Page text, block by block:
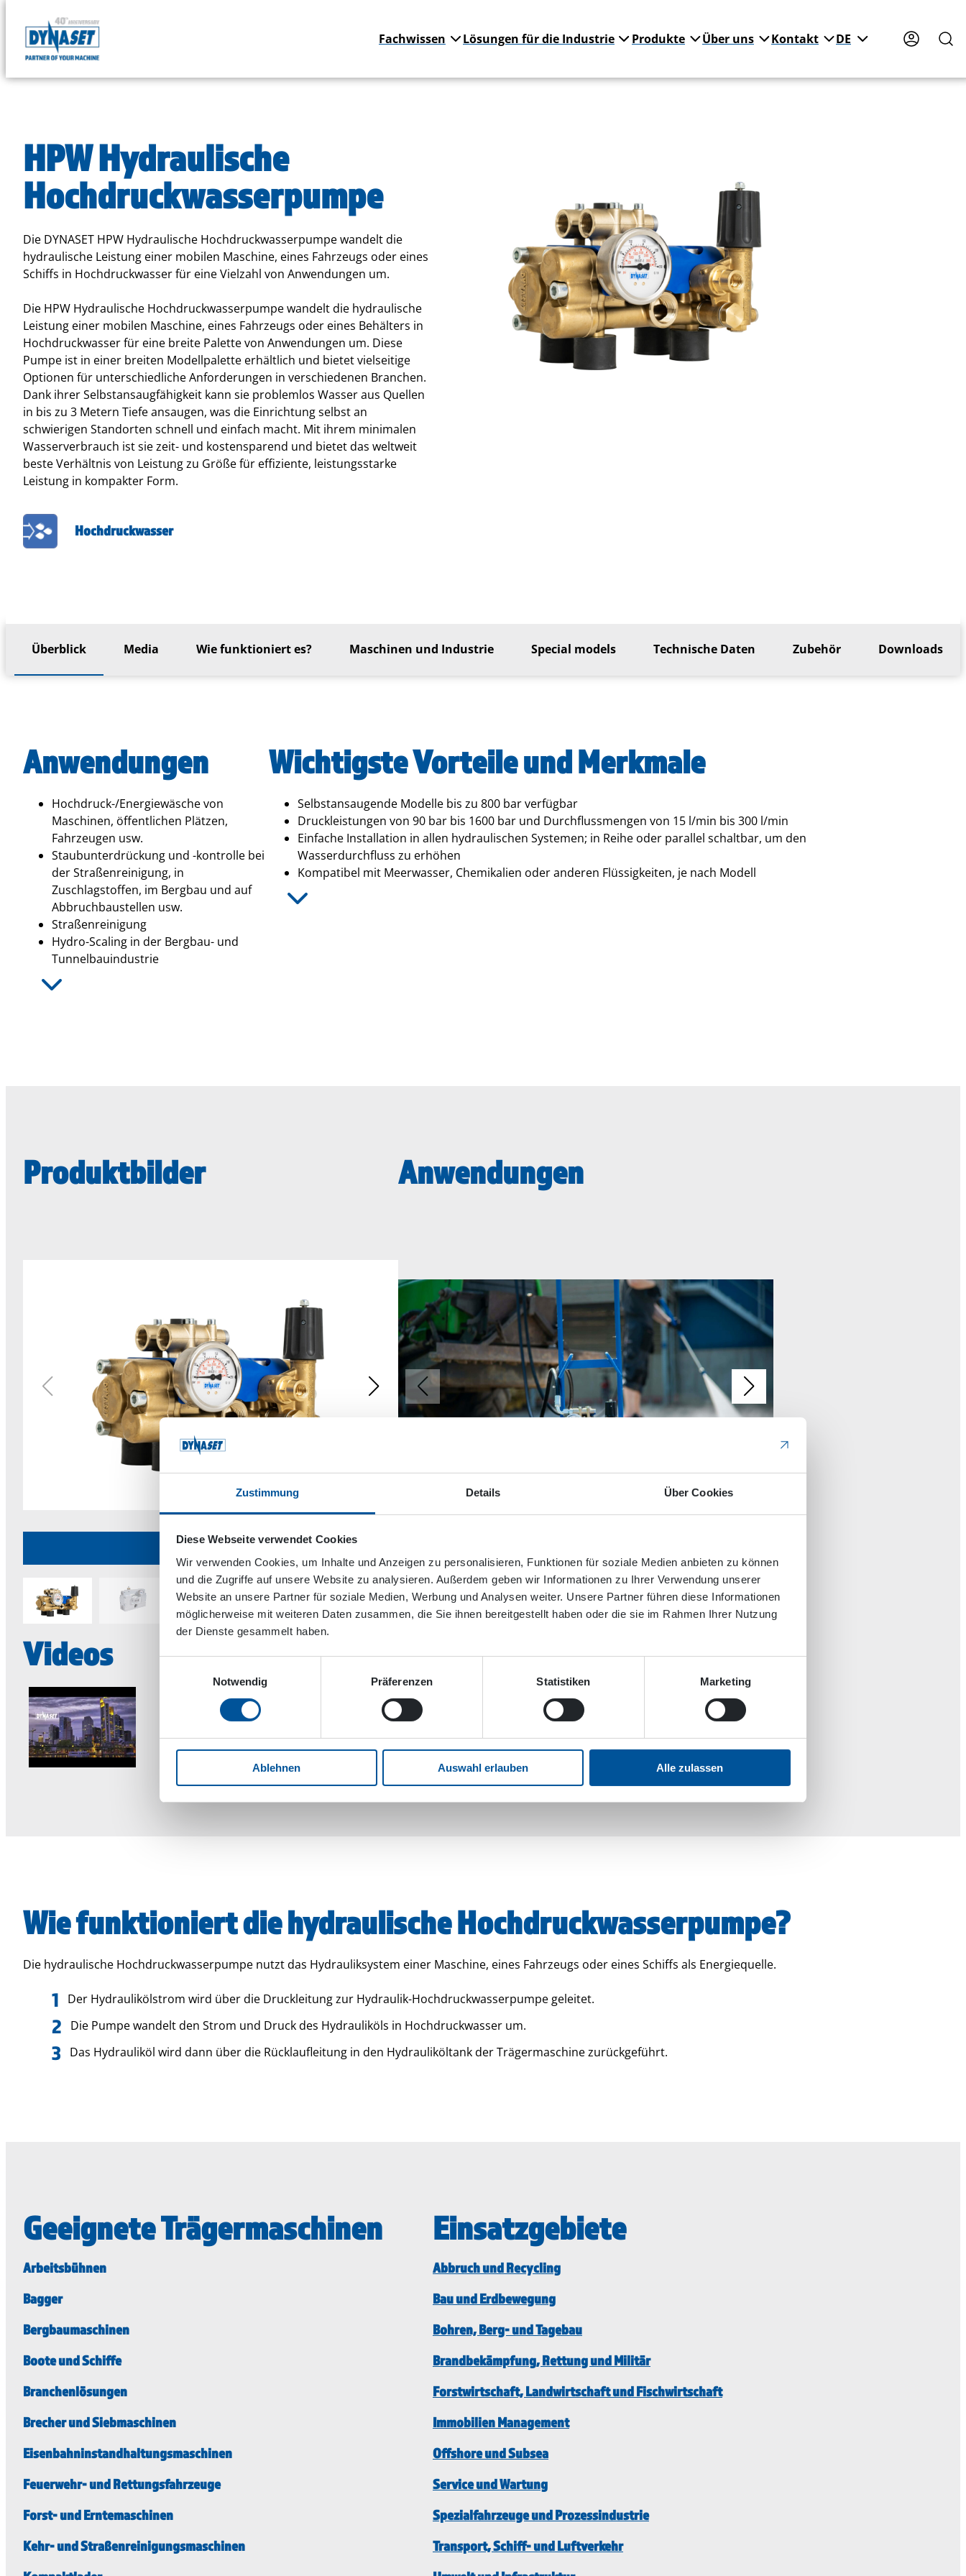
Zustimmung Details Über Cookies
Diese Webseite verwendet Cookies
Wir verwenden Cookies, um Inhalte und Anzeigen zu personalisieren, Funktionen für soziale Medien anbieten zu können
und die Zugriffe auf unsere Website zu analysieren. Außerdem geben wir Informationen zu Ihrer Verwendung unserer
Website an unsere Partner für soziale Medien, Werbung und Analysen weiter. Unsere Partner führen diese Informationen
möglicherweise mit weiteren Daten zusammen, die Sie ihnen bereitgestellt haben oder die sie im Rahmen Ihrer Nutzung
der Dienste gesammelt haben.
Notwendig
Präferenzen Statistiken Marketing
Ablehnen Auswahl erlauben Alle zulassen
Skip
DYNASET
by
Fachwissen Lösungen für die Industrie Produkte Über uns Kontakt DE
HPW Hydraulische
Hochdruckwasserpumpe
Die DYNASET HPW Hydraulische Hochdruckwasserpumpe wandelt die
hydraulische Leistung einer mobilen Maschine, eines Fahrzeugs oder eines
Schiffs in Hochdruckwasser für eine Vielzahl von Anwendungen um.
Die HPW Hydraulische Hochdruckwasserpumpe wandelt die hydraulische
Leistung einer mobilen Maschine, eines Fahrzeugs oder eines Behälters in
Hochdruckwasser für eine breite Palette von Anwendungen um. Diese
Pumpe ist in einer breiten Modellpalette erhältlich und bietet vielseitige
Optionen für unterschiedliche Anforderungen in verschiedenen Branchen.
Dank ihrer Selbstansaugfähigkeit kann sie problemlos Wasser aus Quellen
in bis zu 3 Metern Tiefe ansaugen, was die Einrichtung selbst an
schwierigen Standorten schnell und einfach macht. Mit ihrem minimalen
Wasserverbrauch ist sie zeit- und kostensparend und bietet das weltweit
beste Verhältnis von Leistung zu Größe für effiziente, leistungsstarke
Leistung in kompakter Form.
Hochdruckwasser
Überblick Media Wie funktioniert es? Maschinen und Industrie Special models Technische Daten Zubehör Downloads
Anwendungen
Hochdruck-/Energiewäsche von
Maschinen, öffentlichen Plätzen,
Fahrzeugen usw.
Staubunterdrückung und -kontrolle bei
der Straßenreinigung, in
Zuschlagstoffen, im Bergbau und auf
Abbruchbaustellen usw.
Straßenreinigung
Hydro-Scaling in der Bergbau- und
Tunnelbauindustrie
Wichtigste Vorteile und Merkmale
Selbstansaugende Modelle bis zu 800 bar verfügbar
Druckleistungen von 90 bar bis 1600 bar und Durchflussmengen von 15 l/min bis 300 l/min
Einfache Installation in allen hydraulischen Systemen; in Reihe oder parallel schaltbar, um den
Wasserdurchfluss zu erhöhen
Kompatibel mit Meerwasser, Chemikalien oder anderen Flüssigkeiten, je nach Modell
Produktbilder
HPW250
Anwendungen
Videos
Wie funktioniert die hydraulische Hochdruckwasserpumpe?
Die hydraulische Hochdruckwasserpumpe nutzt das Hydrauliksystem einer Maschine, eines Fahrzeugs oder eines Schiffs als Energiequelle.
Der Hydraulikölstrom wird über die Druckleitung zur Hydraulik-Hochdruckwasserpumpe geleitet.
Die Pumpe wandelt den Strom und Druck des Hydrauliköls in Hochdruckwasser um.
Das Hydrauliköl wird dann über die Rücklaufleitung in den Hydrauliköltank der Trägermaschine zurückgeführt.
Geeignete Trägermaschinen
Arbeitsbühnen
Bagger
Bergbaumaschinen
Boote und Schiffe
Branchenlösungen
Brecher und Siebmaschinen
Eisenbahninstandhaltungsmaschinen
Feuerwehr- und Rettungsfahrzeuge
Forst- und Erntemaschinen
Kehr- und Straßenreinigungsmaschinen
Einsatzgebiete
Abbruch und Recycling
Bau und Erdbewegung
Bohren, Berg- und Tagebau
Brandbekämpfung, Rettung und Militär
Forstwirtschaft, Landwirtschaft und Fischwirtschaft
Immobilien Management
Offshore und Subsea
Service und Wartung
Spezialfahrzeuge und Prozessindustrie
Transport, Schiff- und Luftverkehr